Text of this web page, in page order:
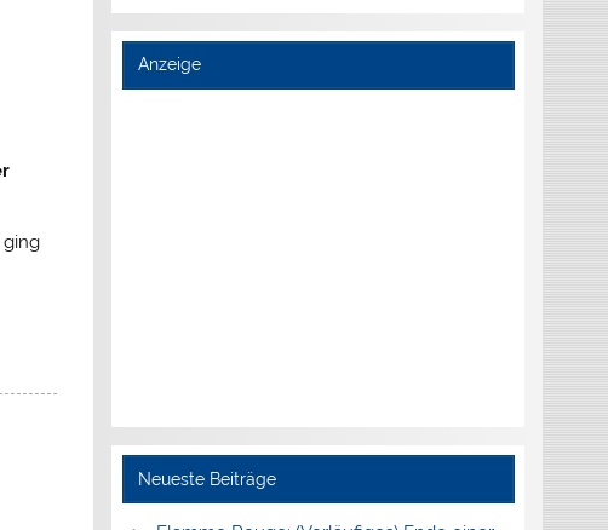
ging
Anzeige
Neueste Beiträge